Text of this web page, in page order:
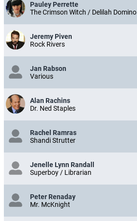
Pauley Perrette
The Crimson Witch / Delilah Domino
Jeremy Piven
Rock Rivers
Jan Rabson
Various
Alan Rachins
Dr. Ned Staples
Rachel Ramras
Shandi Strutter
Jenelle Lynn Randall
Superboy / Librarian
Peter Renaday
Mr. McKnight